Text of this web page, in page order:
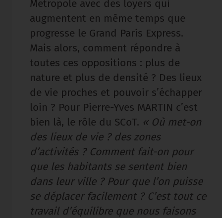
Métropole avec des loyers qui
augmentent en même temps que
progresse le Grand Paris Express.
Mais alors, comment répondre à
toutes ces oppositions : plus de
nature et plus de densité ? Des lieux
de vie proches et pouvoir s’échapper
loin ? Pour Pierre-Yves MARTIN c’est
bien là, le rôle du SCoT. « Où met-on
des lieux de vie ? des zones
d’activités ? Comment fait-on pour
que les habitants se sentent bien
dans leur ville ? Pour que l’on puisse
se déplacer facilement ? C’est tout ce
travail d’équilibre que nous faisons